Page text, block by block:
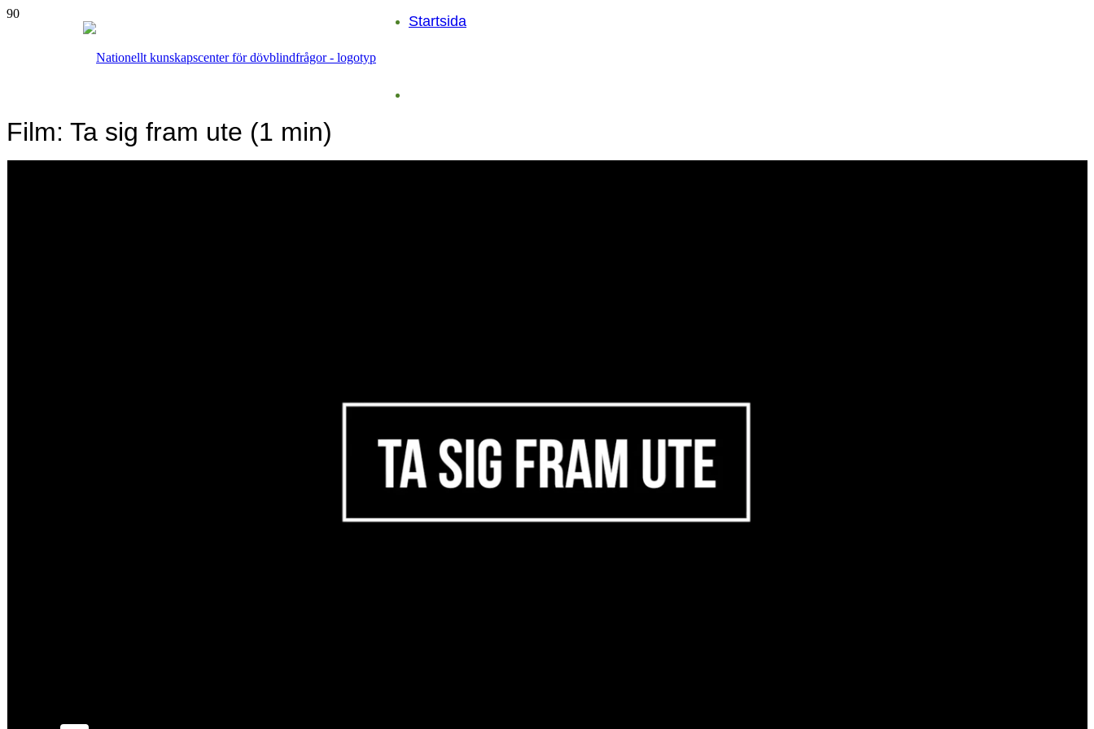
Startsida
Film: Ta sig fram ute (1 min)